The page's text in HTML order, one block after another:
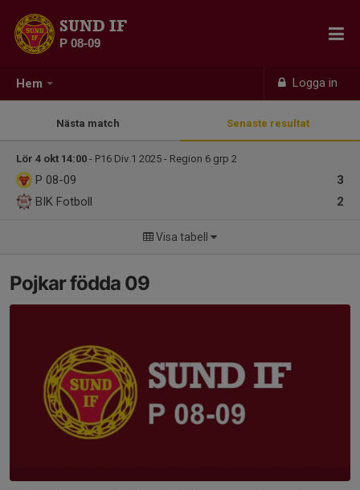
Hem Logga in
SUND IF
P 08-09
Nästa match Senaste resultat
Lör 4 okt 14:00 - P16 Div.1 2025 - Region 6 grp 2
3
P 08-09
2
BIK Fotboll
Visa tabell
Pojkar födda 09